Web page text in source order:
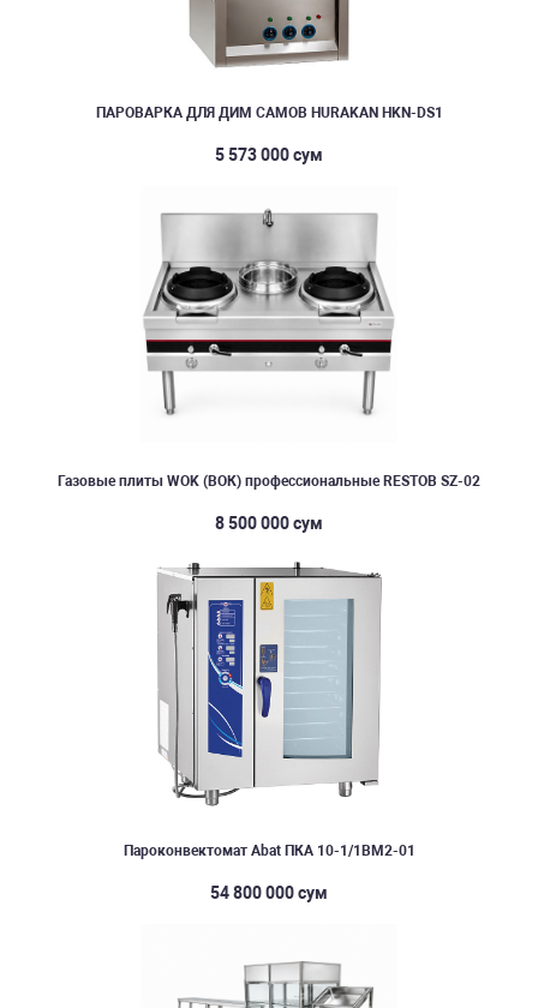
ПАРОВАРКА ДЛЯ ДИМ САМОВ HURAKAN HKN-DS1
5 573 000 сум
Газовые плиты WOK (ВОК) профессиональные RESTOB SZ-02
8 500 000 сум
Пароконвектомат Abat ПКА 10-1/1ВМ2-01
54 800 000 сум